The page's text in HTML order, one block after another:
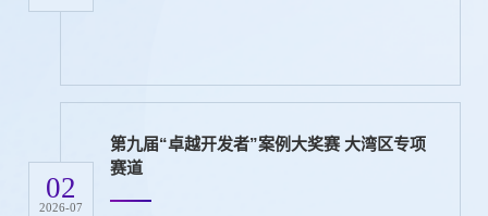
02
2026-07
第九届“卓越开发者”案例大奖赛 大湾区专项
赛道